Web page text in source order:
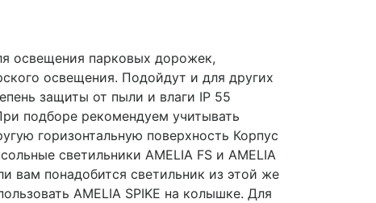
освещения парковых дорожек,
освещения. Подойдут и для других
защиты от пыли и влаги IP 55
подборе рекомендуем учитывать
горизонтальную поверхность Корпус
светильники AMELIA FS и AMELIA
вам понадобится светильник из этой же
AMELIA SPIKE на колышке. Для